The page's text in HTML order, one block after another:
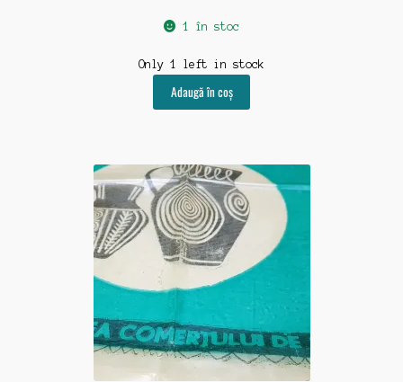
1 în stoc
Only 1 left in stock
Adaugă în coș